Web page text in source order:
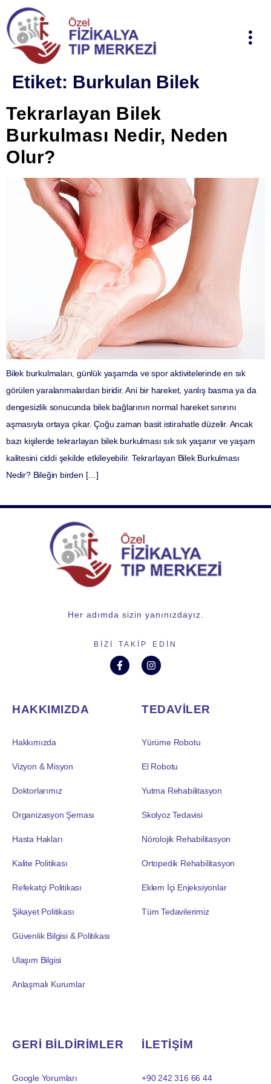
Etiket: Burkulan Bilek
Tekrarlayan Bilek
Burkulması Nedir, Neden
Olur?
Bilek burkulmaları, günlük yaşamda ve spor aktivitelerinde en sık
görülen yaralanmalardan biridir. Ani bir hareket, yanlış basma ya da
dengesizlik sonucunda bilek bağlarının normal hareket sınırını
aşmasıyla ortaya çıkar. Çoğu zaman basit istirahatle düzelir. Ancak
bazı kişilerde tekrarlayan bilek burkulması sık sık yaşanır ve yaşam
kalitesini ciddi şekilde etkileyebilir. Tekrarlayan Bilek Burkulması
Nedir? Bileğin birden […]
Her adımda sizin yanınızdayız.
BIZI TAKIP EDIN
HAKKIMIZDA
Hakkımızda
Vizyon & Misyon
Doktorlarımız
Organizasyon Şeması
Hasta Hakları
Kalite Politikası
Refekatçi Politikası
Şikayet Politikası
Güvenlik Bilgisi & Politikası
Ulaşım Bilgisi
Anlaşmalı Kurumlar
TEDAVİLER
Yürüme Robotu
El Robotu
Yutma Rehabilitasyon
Skolyoz Tedavisi
Nörolojik Rehabilitasyon
Ortopedik Rehabilitasyon
Eklem İçi Enjeksiyonlar
Tüm Tedavilerimiz
GERİ BİLDİRİMLER
Google Yorumları
İLETİŞİM
+90 242 316 66 44